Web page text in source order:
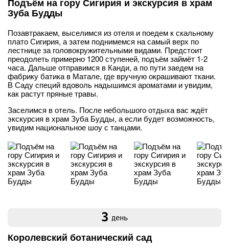
Зуба Будды
Позавтракаем, выселимся из отеля и поедем к скальному
плато Сигирия, а затем поднимемся на самый верх по
лестнице за головокружительными видами. Предстоит
преодолеть примерно 1200 ступеней, подъём займёт 1-2
часа. Дальше отправимся в Канди, а по пути заедем на
фабрику батика в Матале, где вручную окрашивают ткани.
В Саду специй вдоволь надышимся ароматами и увидим,
как растут пряные травы.
Заселимся в отель. После небольшого отдыха вас ждёт
экскурсия в храм Зуба Будды, а если будет возможность,
увидим национальное шоу с танцами.
3 день
Королевский ботанический сад